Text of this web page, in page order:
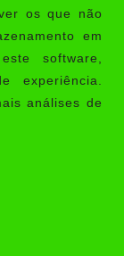
os que não
em
software,
experiência.
análises de